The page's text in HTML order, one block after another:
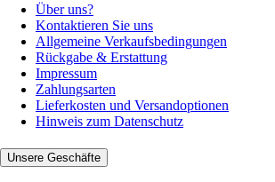
Über uns?
Kontaktieren Sie uns
Allgemeine Verkaufsbedingungen
Rückgabe & Erstattung
Impressum
Zahlungsarten
Lieferkosten und Versandoptionen
Hinweis zum Datenschutz
Unsere Geschäfte